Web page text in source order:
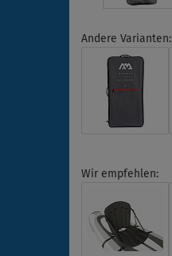
Andere Varianten:
Wir empfehlen: